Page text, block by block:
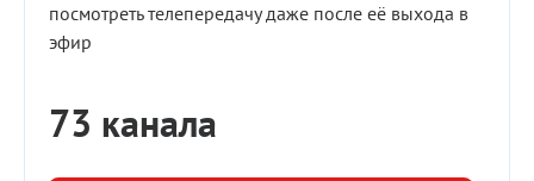
посмотреть телепередачу даже после её выхода в
эфир
73 канала